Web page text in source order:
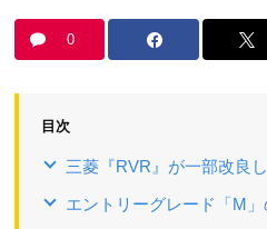
0
目次
三菱『RVR』が一部改良
エントリーグレード「M